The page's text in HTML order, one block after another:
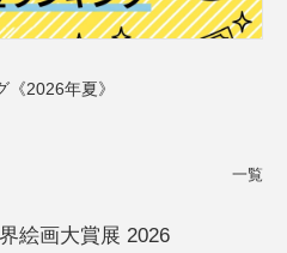
2026年夏》
一覧
絵画大賞展 2026